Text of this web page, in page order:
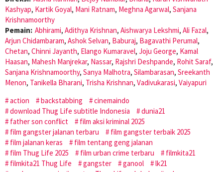
Kashyap, Kartik Goyal, Mani Ratnam, Meghna Agarwal, Sanjana
Krishnamoorthy
Pemain: Abhirami, Adithya Krishnan, Aishwarya Lekshmi, Ali Fazal,
Arjun Chidambaram, Ashok Selvan, Baburaj, Bagavathi Perumal,
Chetan, Chinni Jayanth, Elango Kumaravel, Joju George, Kamal
Haasan, Mahesh Manjrekar, Nassar, Rajshri Deshpande, Rohit Saraf,
Sanjana Krishnamoorthy, Sanya Malhotra, Silambarasan, Sreekanth
Menon, Tanikella Bharani, Trisha Krishnan, Vadivukarasi, Vaiyapuri
action
backstabbing
cinemaindo
download Thug Life subtitle Indonesia
dunia21
father son conflict
film aksi kriminal 2025
film gangster jalanan terbaru
film gangster terbaik 2025
film jalanan keras
film tentang geng jalanan
film Thug Life 2025
film urban crime terbaru
filmkita21
filmkita21 Thug Life
gangster ganool
lk21